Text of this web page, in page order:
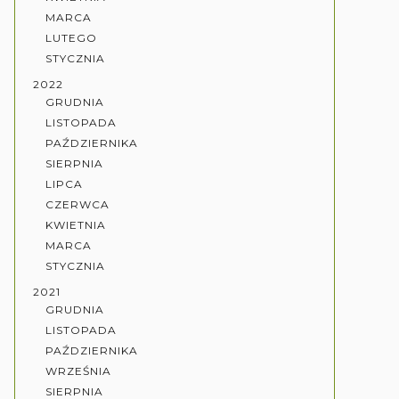
MARCA
LUTEGO
STYCZNIA
2022
GRUDNIA
LISTOPADA
PAŹDZIERNIKA
SIERPNIA
LIPCA
CZERWCA
KWIETNIA
MARCA
STYCZNIA
2021
GRUDNIA
LISTOPADA
PAŹDZIERNIKA
WRZEŚNIA
SIERPNIA